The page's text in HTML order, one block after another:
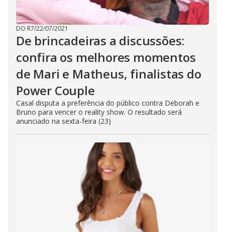
DO R7/22/07/2021
De brincadeiras a discussões:
confira os melhores momentos
de Mari e Matheus, finalistas do
Power Couple
Casal disputa a preferência do público contra Deborah e
Bruno para vencer o reality show. O resultado será
anunciado na sexta-feira (23)